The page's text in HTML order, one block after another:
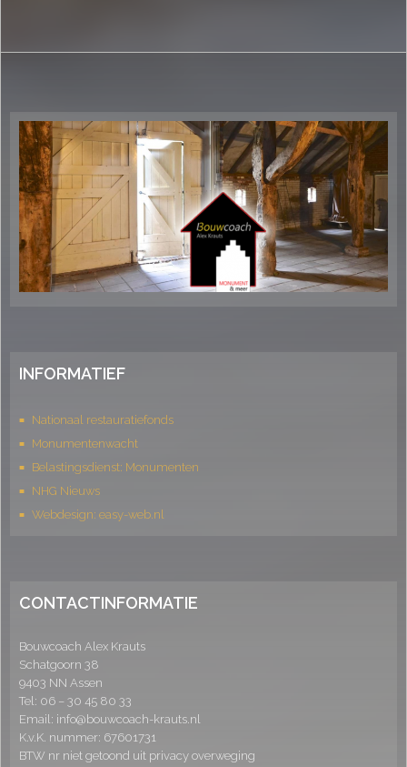
INFORMATIEF
Nationaal restauratiefonds
Monumentenwacht
Belastingsdienst: Monumenten
NHG Nieuws
Webdesign: easy-web.nl
CONTACTINFORMATIE
Bouwcoach Alex Krauts
Schatgoorn 38
9403 NN Assen
Tel: 06 – 30 45 80 33
Email: info@bouwcoach-krauts.nl
K.v.K. nummer: 67601731
BTW nr niet getoond uit privacy overweging